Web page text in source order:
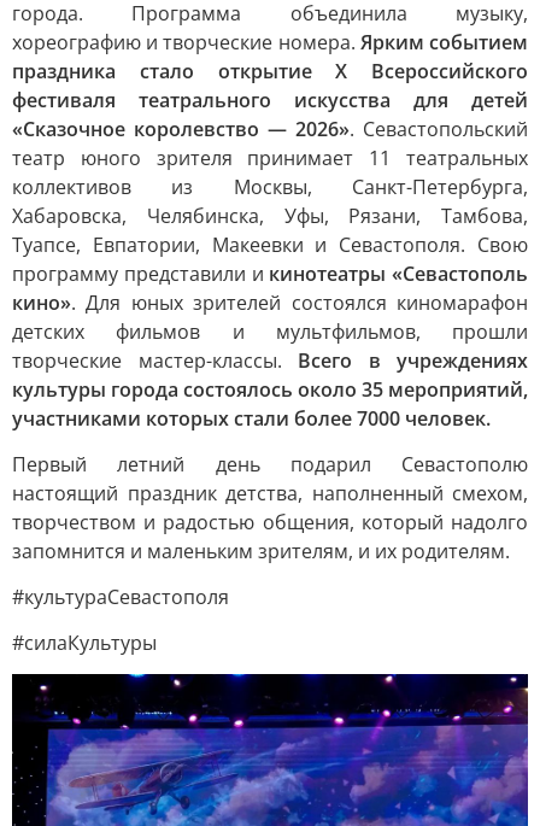
города. Программа объединила музыку,
хореографию и творческие номера. Ярким событием
праздника стало открытие X Всероссийского
фестиваля театрального искусства для детей
«Сказочное королевство — 2026». Севастопольский
театр юного зрителя принимает 11 театральных
коллективов из Москвы, Санкт-Петербурга,
Хабаровска, Челябинска, Уфы, Рязани, Тамбова,
Туапсе, Евпатории, Макеевки и Севастополя. Свою
программу представили и кинотеатры «Севастополь
кино». Для юных зрителей состоялся киномарафон
детских фильмов и мультфильмов, прошли
творческие мастер-классы. Всего в учреждениях
культуры города состоялось около 35 мероприятий,
участниками которых стали более 7000 человек.
Первый летний день подарил Севастополю
настоящий праздник детства, наполненный смехом,
творчеством и радостью общения, который надолго
запомнится и маленьким зрителям, и их родителям.
#культураСевастополя
#силаКультуры